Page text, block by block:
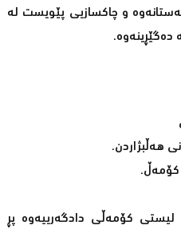
و چاکسازیی پێویست لە
دەگێڕینەوە.
هەڵبژاردن.
لیستی کۆمەڵی دادگەرییەوە پڕ